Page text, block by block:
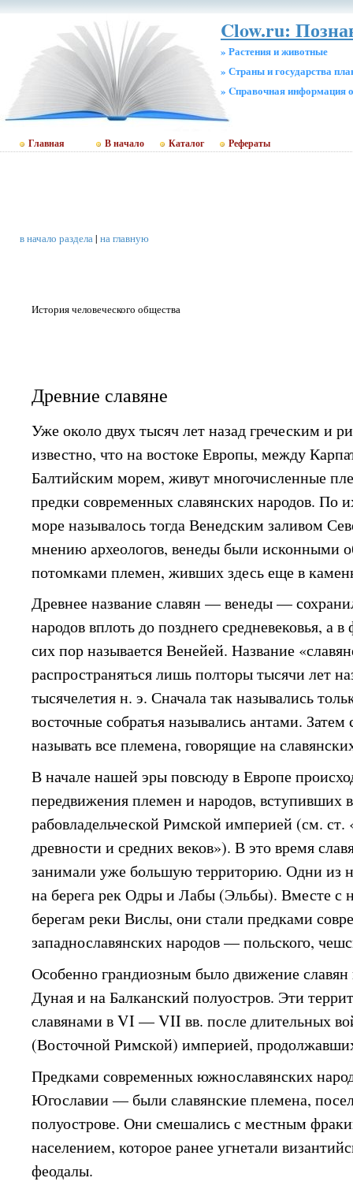
Clow.ru:
» Растения и животные
» Страны и государства
» Cправочная информация
Главная В начало Каталог Рефераты
в начало раздела| на главную
История человеческого общества
Древние славяне
Уже около двух тысяч лет назад греческим и
известно, что на востоке Европы, между
Балтийским морем, живут многочисленные
предки современных славянских народов. По
море называлось тогда Венедским заливом
мнению археологов, венеды были исконными
потомками племен, живших здесь еще в
Древнее название славян — венеды —
народов вплоть до позднего средневековья, а
сих пор называется Венейей. Название
распространяться лишь полторы тысячи лет
тысячелетия н. э. Сначала так назывались
восточные собратья назывались антами. Затем
называть все племена, говорящие на
В начале нашей эры повсюду в Европе
передвижения племен и народов, вступивших
рабовладельческой Римской империей (см.
древности и средних веков»). В это время
занимали уже большую территорию. Одни из
на берега рек Одры и Лабы (Эльбы). Вместе
берегам реки Вислы, они стали предками
западнославянских народов — польского,
Особенно грандиозным было движение
Дуная и на Балканский полуостров. Эти
славянами в VI — VII вв. после длительных
(Восточной Римской) империей,
Предками современных южнославянских
Югославии — были славянские племена,
полуострове. Они смешались с местным
населением, которое ранее угнетали
феодалы.